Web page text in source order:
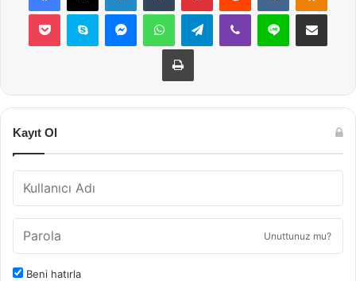
Pocket Skype MessengerWhatsAppTelegramViber Line E-Posta ile
Yazdır
Kayıt Ol
Unuttunuz mu?
Beni hatırla